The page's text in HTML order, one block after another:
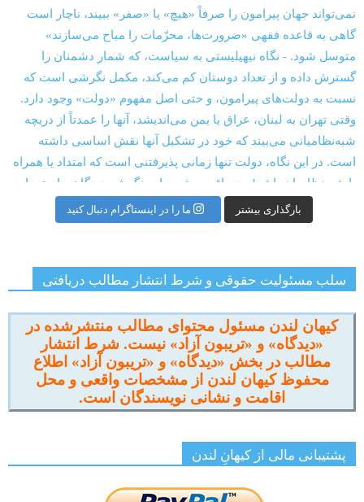
بارگذاری بیشتر ما را در اینستاگرام دنبال کنید
سلب مسئولیت حقوقی و شرط انتشار مطالب دریافتی
کیهان لندن مسئول محتوای مطالب منتشرشده در
«دیدگاه» و «تریبون آزاد» نیست. شرط انتشار
مطالب در بخش «دیدگاه» و «تریبون آزاد» اطلاع
محفوظ کیهان لندن از مشخصات واقعی و محل
اقامت و نشانی نویسندگان است.
پشتیبانی مالی از کیهانِ لندن